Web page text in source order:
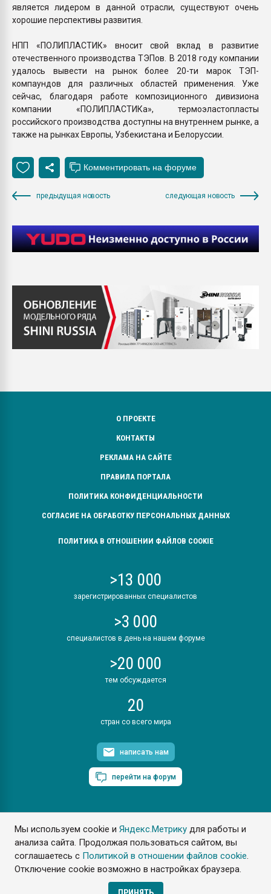
Мы используем cookie иЯндекс.Метрику для работы и
анализа сайта. Продолжая пользоваться сайтом, вы
соглашаетесь с Политикой в отношении файлов cookie.
Отключение cookie возможно в настройках браузера.
является лидером в данной отрасли, существуют очень
хорошие перспективы развития.
НПП «ПОЛИПЛАСТИК» вносит свой вклад в развитие
отечественного производства ТЭПов. В 2018 году компании
удалось вывести на рынок более 20-ти марок ТЭП-
компаундов для различных областей применения. Уже
сейчас, благодаря работе композиционного дивизиона
компании «ПОЛИПЛАСТИКа», термоэластопласты
российского производства доступны на внутреннем рынке, а
также на рынках Европы, Узбекистана и Белоруссии.
предыдущая новость следующая новость
О ПРОЕКТЕ
КОНТАКТЫ
РЕКЛАМА НА САЙТЕ
ПРАВИЛА ПОРТАЛА
ПОЛИТИКА КОНФИДЕНЦИАЛЬНОСТИ
СОГЛАСИЕ НА ОБРАБОТКУ ПЕРСОНАЛЬНЫХ ДАННЫХ
ПОЛИТИКА В ОТНОШЕНИИ ФАЙЛОВ COOKIE
>13 000
зарегистрированных специалистов
>3 000
специалистов в день на нашем форуме
>20 000
тем обсуждается
20
стран со всего мира
написать нам
перейти на форум
ПластЭксперт © 2006. Все права защищены
Разрешается копирование материалов сайта с обязательной
ссылкой на www.e-plastic.ru
Разработка сайта